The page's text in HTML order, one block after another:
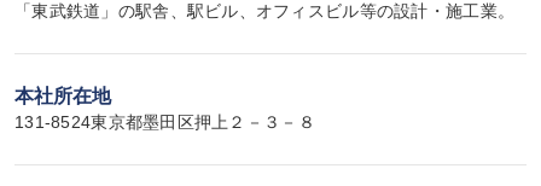
「東武鉄道」の駅舎、駅ビル、オフィスビル等の設計・施工業。
本社所在地
131-8524東京都墨田区押上２－３－８